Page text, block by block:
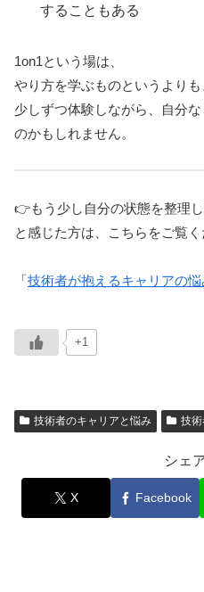
することもある
1on1という場は、
やり方を学ぶものというよりも
少しずつ体験しながら、自分
のかもしれません。
👉もう少し自分の状態を整理
と感じた方は、こちらをご覧
「技術者が抱えるキャリアの悩
+1
技術者のキャリアと悩み 技
シェ
X Facebook